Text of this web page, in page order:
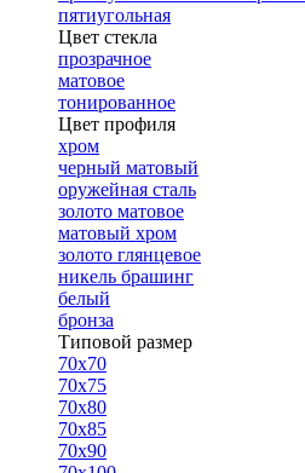
пятиугольная
Цвет стекла
прозрачное
матовое
тонированное
Цвет профиля
хром
черный матовый
оружейная сталь
золото матовое
матовый хром
золото глянцевое
никель брашинг
белый
бронза
Типовой размер
70х70
70х75
70х80
70х85
70х90